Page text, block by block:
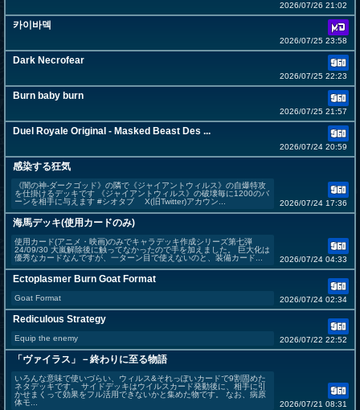
2026/07/26 21:02
카이바덱
2026/07/25 23:58
Dark Necrofear
2026/07/25 22:23
Burn baby burn
2026/07/25 21:57
Duel Royale Original - Masked Beast Des ...
2026/07/24 20:59
感染する狂気
《闇の神-ダークゴッド》の隣で《ジャイアントウィルス》の自爆特攻
を仕掛けるデッキです 《ジャイアントウィルス》の破壊毎に1200のバ
ーンを相手に与えます #シオタブ X(旧Twitter)アカウン...
2026/07/24 17:36
海馬デッキ(使用カードのみ)
使用カード(アニメ・映画)のみでキャラデッキ作成シリーズ第七弾
24/09/30 大嵐解除後に触ってなかったので手を加えました。 巨大化は
優秀なカードなんですが、一ターン目で使えないのと、装備カード...
2026/07/24 04:33
Ectoplasmer Burn Goat Format
Goat Format 2026/07/24 02:34
Rediculous Strategy
Equip the enemy 2026/07/22 22:52
「ヴァイラス」－終わりに至る物語
いろんな意味で使いづらい、ウィルス&それっぽいカードで9割固めた
ネタデッキです。 サイドデッキはウイルスカード発動後に、相手に引
かせまくって効果をフル活用できないかと集めた物です。 なお、病原
体モ...
2026/07/21 08:31